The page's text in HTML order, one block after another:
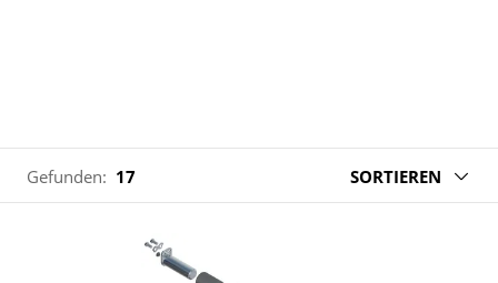
Gefunden: 17 SORTIEREN